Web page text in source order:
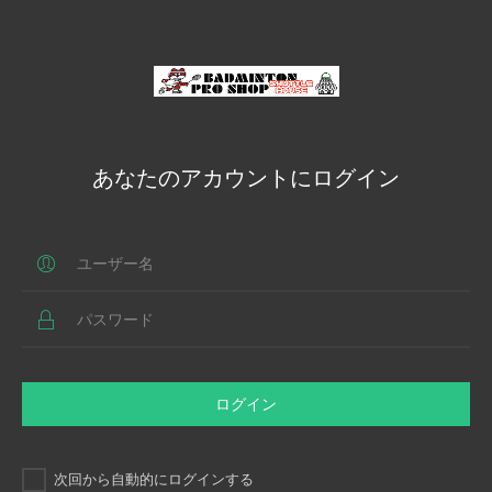
あなたのアカウントにログイン
ログイン
次回から自動的にログインする